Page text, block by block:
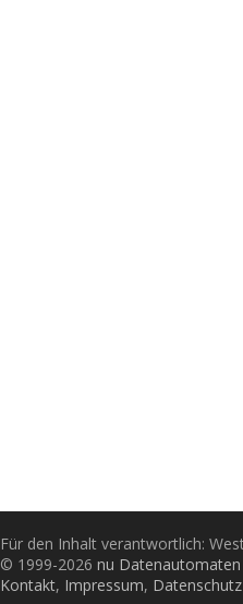
Für den Inhalt verantwortlich:
© 1999-2026 nu
Kontakt, Impressum, Datenschutz